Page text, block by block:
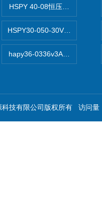
HSPY 40-08恒压恒流恒功率
HSPY30-050-30V/-05A可调
hapy36-0336v3A高精度小型
技有限公司版权所有 访问量